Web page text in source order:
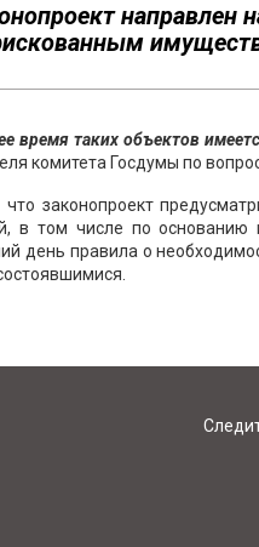
направлен
время таких объектов
комитета Госдумы по
законопроект
в том числе по
день правила о